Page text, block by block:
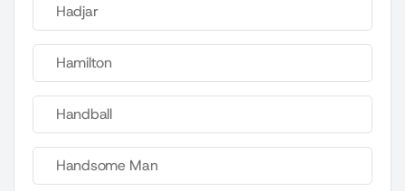
Hadjar
Hamilton
Handball
Handsome Man